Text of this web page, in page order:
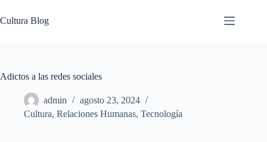
al
contenido
Cultura Blog
Adictos a las redes sociales
admin
agosto 23, 2024
Cultura, Relaciones Humanas, Tecnología